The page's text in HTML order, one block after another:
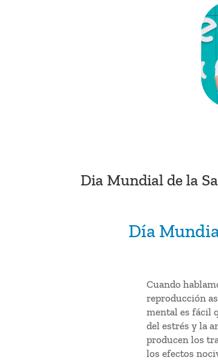
Dia Mundial de la
Día
Cuando
reproducción
mental es fácil
del estrés y la
producen los
los efectos